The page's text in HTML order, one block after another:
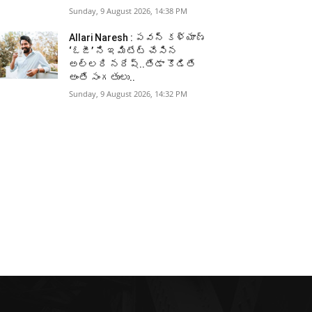
Sunday, 9 August 2026, 14:38 PM
Allari Naresh : పవన్ కళ్యాణ్
‘ఓజీ’ ని ఇమిటేట్ చేసిన
అల్లరి నరేష్..తేడా కొడితే
అంతే సంగతులు..
Sunday, 9 August 2026, 14:32 PM